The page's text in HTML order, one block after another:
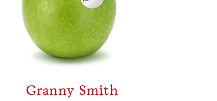
Granny Smith